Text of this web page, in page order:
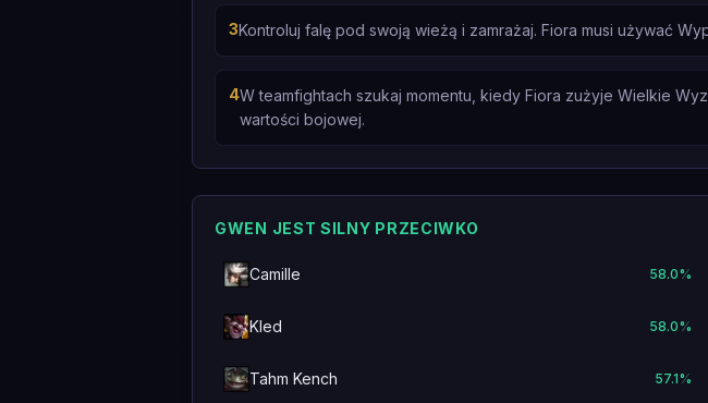
3Kontroluj falę pod swoją wieżą i zamrażaj. Fiora musi używać
4W teamfightach szukaj momentu, kiedy Fiora zużyje Wielkie
wartości bojowej.
GWEN JEST SILNY PRZECIWKO
Camille 58.0%
Kled 58.0%
Tahm Kench 57.1%